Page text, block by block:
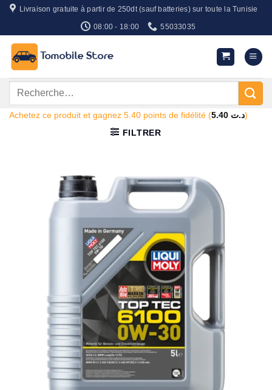
Passer
contenu
Livraison gratuite à partir de 250dt (sauf batteries) sur toute la Tunisie
08:00 - 18:00 55033035
Recherche
Achetez ce produit et gagnez 5.40 points de fidélité (5.40 د.ت)
FILTRER